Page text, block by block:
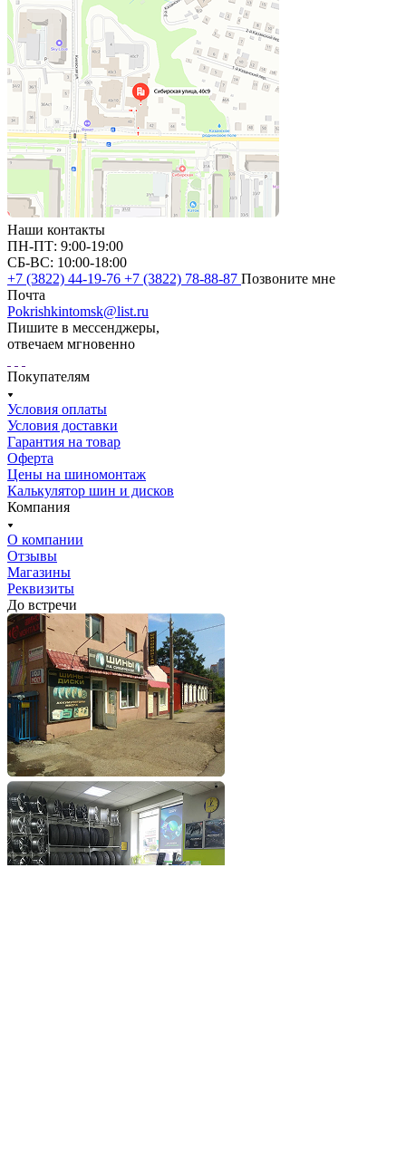
Наши контакты
ПН-ПТ: 9:00-19:00
СБ-ВС: 10:00-18:00
+7 (3822) 44-19-76 +7 (3822) 78-88-87 Позвоните мне
Почта
Pokrishkintomsk@list.ru
Пишите в мессенджеры,
отвечаем мгновенно
Покупателям
Условия оплаты
Условия доставки
Гарантия на товар
Оферта
Цены на шиномонтаж
Калькулятор шин и дисков
Компания
О компании
Отзывы
Магазины
Реквизиты
До встречи